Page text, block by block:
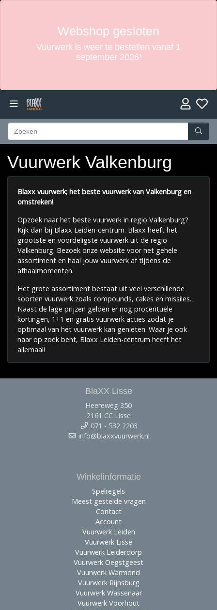
Webshop gesloten
Vuurwerk is weer te bestellen vanaf 1
september 2026!
Vuurwerk Valkenburg
Blaxx vuurwerk; het beste vuurwerk van Valkenburg en
omstreken!
Opzoek naar het beste vuurwerk in regio Valkenburg?
Kijk dan bij Blaxx Leiden-centrum. Blaxx heeft het
grootste en voordeligste vuurwerk uit de regio
Valkenburg. Bezoek onze website voor het gehele
assortiment en haal jouw vuurwerk af tijdens de
afhaalmomenten.
Het grote assortiment bestaat uit veel verschillende
soorten vuurwerk zoals compounds, cakes en missiles.
Naast de lage prijzen gelden er nog procentuele
kortingen, 1+1 en gratis vuurwerk acties zodat je
optimaal van het vuurwerk kan genieten. Waar je ook
naar op zoek bent, Blaxx Leiden-centrum heeft het
allemaal!
BlaXX Lisse
Heereweg 350
2161 CC Lisse
071 - 532 2203
info@blaxxvuurwerk.nl
Winkelinformatie
Spelregels
Meest gestelde vragen
Contact
Account
Vuurwerk Leiden
Vuurwerk Lisse
Vuurwerk Leiderdorp
Vuurwerk Oegstgeest
Vuurwerk Warmond
Vuurwerk Rijnsburg
Vuurwerk Wassenaar
Vuurwerk Voorhout